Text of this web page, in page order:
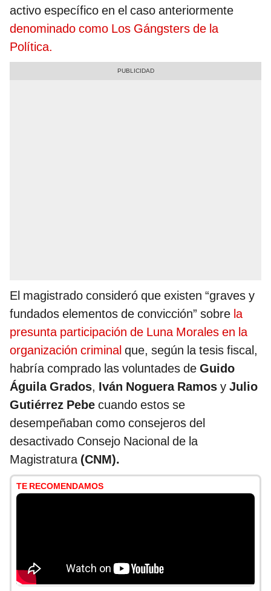
activo específico en el caso anteriormente
denominado como Los Gángsters de la
Política.
El magistrado consideró que existen “graves y
fundados elementos de convicción” sobre la
presunta participación de Luna Morales en la
organización criminal que, según la tesis fiscal,
habría comprado las voluntades de Guido
Águila Grados, Iván Noguera Ramos y Julio
Gutiérrez Pebe cuando estos se
desempeñaban como consejeros del
desactivado Consejo Nacional de la
Magistratura(CNM).
TE RECOMENDAMOS